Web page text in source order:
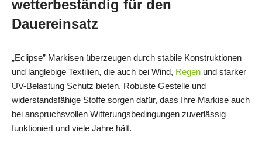
wetterbeständig für den
Dauereinsatz
„Eclipse” Markisen überzeugen durch stabile Konstruktionen
und langlebige Textilien, die auch bei Wind, Regen und starker
UV-Belastung Schutz bieten. Robuste Gestelle und
widerstandsfähige Stoffe sorgen dafür, dass Ihre Markise auch
bei anspruchsvollen Witterungsbedingungen zuverlässig
funktioniert und viele Jahre hält.